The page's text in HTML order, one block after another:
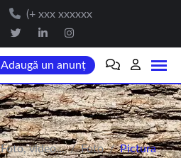
(+ xxx xxxxxx
Adaugă un anunț
Foto, video... / Foto / Pictura